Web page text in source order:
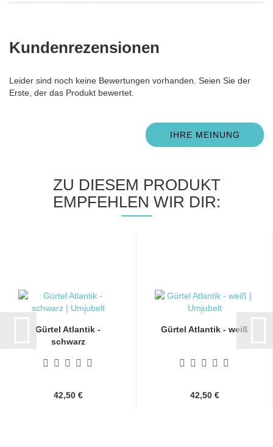
Kundenrezensionen
Leider sind noch keine Bewertungen vorhanden. Seien Sie der
Erste, der das Produkt bewertet.
IHRE MEINUNG
ZU DIESEM PRODUKT
EMPFEHLEN WIR DIR:
Gürtel Atlantik -
schwarz
42,50 €
Gürtel Atlantik - weiß
42,50 €